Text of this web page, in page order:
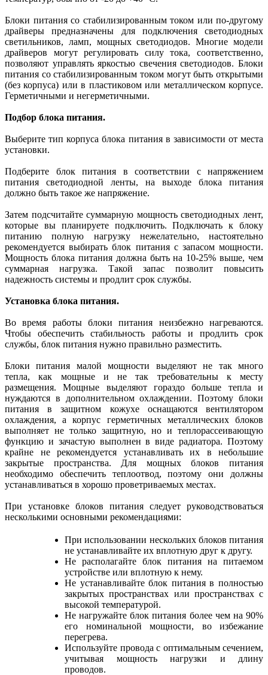
Блоки питания со стабилизированным током или по-другому
драйверы предназначены для подключения светодиодных
светильников, ламп, мощных светодиодов. Многие модели
драйверов могут регулировать силу тока, соответственно,
позволяют управлять яркостью свечения светодиодов. Блоки
питания со стабилизированным током могут быть открытыми
(без корпуса) или в пластиковом или металлическом корпусе.
Герметичными и негерметичными.
Подбор блока питания.
Выберите тип корпуса блока питания в зависимости от места
установки.
Подберите блок питания в соответствии с напряжением
питания светодиодной ленты, на выходе блока питания
должно быть такое же напряжение.
Затем подсчитайте суммарную мощность светодиодных лент,
которые вы планируете подключить. Подключать к блоку
питанию полную нагрузку нежелательно, настоятельно
рекомендуется выбирать блок питания с запасом мощности.
Мощность блока питания должна быть на 10-25% выше, чем
суммарная нагрузка. Такой запас позволит повысить
надежность системы и продлит срок службы.
Установка блока питания.
Во время работы блоки питания неизбежно нагреваются.
Чтобы обеспечить стабильность работы и продлить срок
службы, блок питания нужно правильно разместить.
Блоки питания малой мощности выделяют не так много
тепла, как мощные и не так требовательны к месту
размещения. Мощные выделяют гораздо больше тепла и
нуждаются в дополнительном охлаждении. Поэтому блоки
питания в защитном кожухе оснащаются вентилятором
охлаждения, а корпус герметичных металлических блоков
выполняет не только защитную, но и теплорассеивающую
функцию и зачастую выполнен в виде радиатора. Поэтому
крайне не рекомендуется устанавливать их в небольшие
закрытые пространства. Для мощных блоков питания
необходимо обеспечить теплоотвод, поэтому они должны
устанавливаться в хорошо проветриваемых местах.
При установке блоков питания следует руководствоваться
несколькими основными рекомендациями:
При использовании нескольких блоков питания
не устанавливайте их вплотную друг к другу.
Не располагайте блок питания на питаемом
устройстве или вплотную к нему.
Не устанавливайте блок питания в полностью
закрытых пространствах или пространствах с
высокой температурой.
Не нагружайте блок питания более чем на 90%
его номинальной мощности, во избежание
перегрева.
Используйте провода с оптимальным сечением,
учитывая мощность нагрузки и длину
проводов.